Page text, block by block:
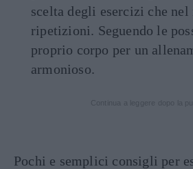
scelta degli esercizi che nel
ripetizioni. Seguendo le
proprio corpo per un
armonioso.
Pochi e semplici consigli per